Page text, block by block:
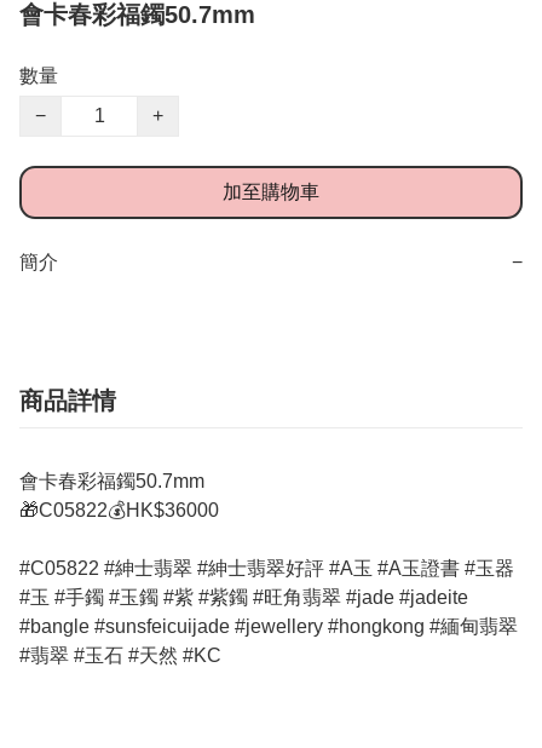
會卡春彩福鐲50.7mm
數量
−
+
加至購物車
簡介 −
商品詳情
會卡春彩福鐲50.7mm
🎁C05822💰HK$36000
#C05822 #紳士翡翠 #紳士翡翠好評 #A玉 #A玉證書 #玉器
#玉 #手鐲 #玉鐲 #紫 #紫鐲 #旺角翡翠 #jade #jadeite
#bangle #sunsfeicuijade #jewellery #hongkong #緬甸翡翠
#翡翠 #玉石 #天然 #KC